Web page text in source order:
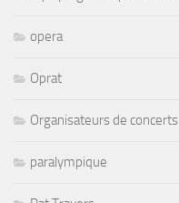
opera
Oprat
Organisateurs de concerts
paralympique